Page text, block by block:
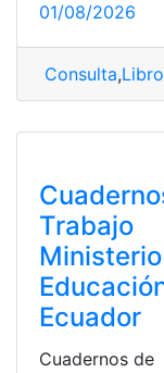
01/08/2026
Consulta,
Trabajo
Ecuador
Cuadernos de